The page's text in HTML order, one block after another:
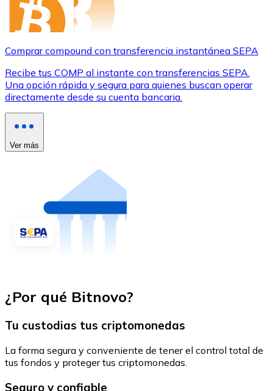
Comprar compound con transferencia instantánea SEPA
Recibe tus COMP al instante con transferencias SEPA.
Una opción rápida y segura para quienes buscan operar
directamente desde su cuenta bancaria.
Ver más
¿Por qué Bitnovo?
Tu custodias tus criptomonedas
La forma segura y conveniente de tener el control total de
tus fondos y proteger tus criptomonedas.
Seguro y confiable